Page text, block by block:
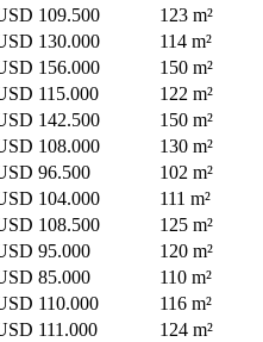
109.500 123 m²
130.000 114 m²
156.000 150 m²
115.000 122 m²
142.500 150 m²
108.000 130 m²
96.500 102 m²
104.000 111 m²
108.500 125 m²
95.000 120 m²
85.000 110 m²
110.000 116 m²
111.000 124 m²